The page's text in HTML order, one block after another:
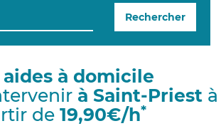
g
i
Rechercher
aides à domicile
à Saint-Priestà
de 19,90€/h*